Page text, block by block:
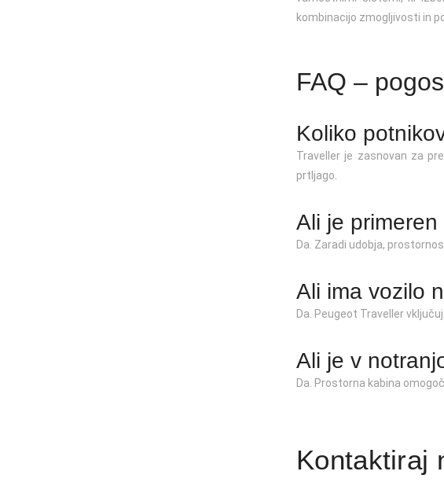
kombinacijo zmogljivosti in
FAQ –
Koliko
Traveller je zasnovan za
prtljago.
Ali je
Da. Zaradi udobja,
Ali ima vozilo
Da. Peugeot Traveller
Ali je v
Da. Prostorna kabina
Kontaktiraj